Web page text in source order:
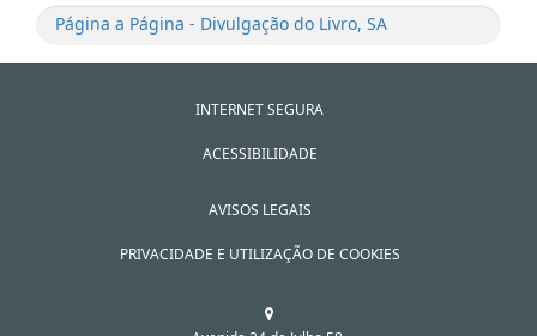
Página a Página - Divulgação do Livro, SA
INTERNET SEGURA
ACESSIBILIDADE
AVISOS LEGAIS
PRIVACIDADE E UTILIZAÇÃO DE COOKIES